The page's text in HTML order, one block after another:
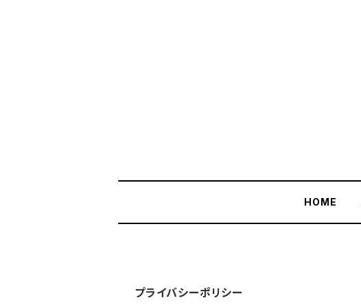
HOME
プライバシーポリシー